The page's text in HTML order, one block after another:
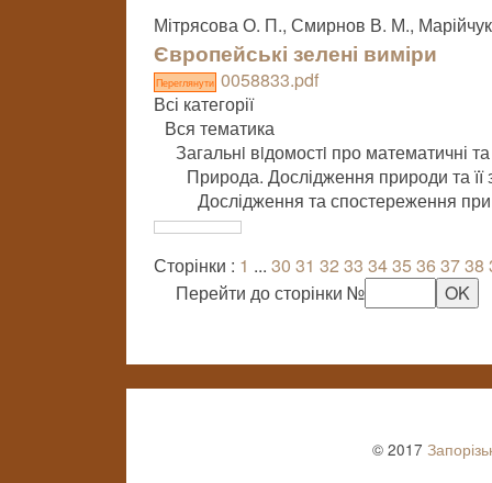
Мітрясова О. П., Смирнов В. М.,
Європейські зелені виміри
Переглянути 0058833.pdf
Всі категорії
Вся тематика
Загальнi вiдомостi про математичні
Природа. Дослідження природи та
Дослідження та спостереження
Сторінки : 1 ... 30 31 32 33 3435 36 3738
Перейти до сторінки №
© 2017